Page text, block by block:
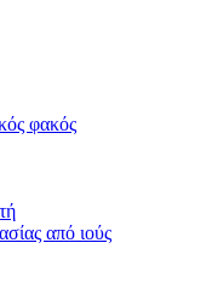
φακός
από ιούς